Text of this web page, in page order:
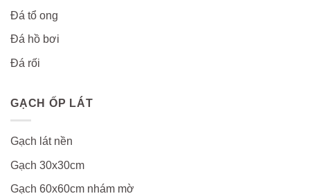
Đá tổ ong
Đá hồ bơi
Đá rối
GẠCH ỐP LÁT
Gạch lát nền
Gạch 30x30cm
Gạch 60x60cm nhám mờ